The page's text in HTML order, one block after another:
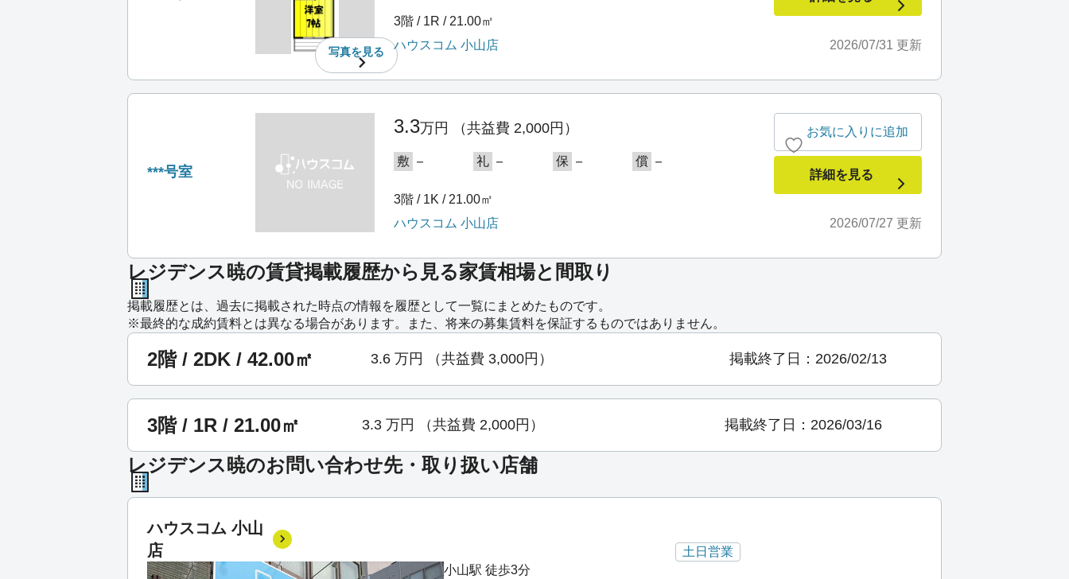
写真を見る
3階 / 1R / 21.00㎡
2026/07/31 更新
ハウスコム 小山店
***号室
3.3万円 （共益費 2,000円）
敷 － 礼 － 保 － 償 －
3階 / 1K / 21.00㎡
2026/07/27 更新
ハウスコム 小山店
お気に入りに追加
詳細を見る
レジデンス暁の賃貸掲載履歴から見る家賃相場と間取り
掲載履歴とは、過去に掲載された時点の情報を履歴として一覧にまとめたものです。
※最終的な成約賃料とは異なる場合があります。また、将来の募集賃料を保証するものではありません。
2階 / 2DK / 42.00㎡ 3.6 万円 （共益費 3,000円） 掲載終了日：2026/02/13
3階 / 1R / 21.00㎡ 3.3 万円 （共益費 2,000円） 掲載終了日：2026/03/16
レジデンス暁のお問い合わせ先・取り扱い店舗
ハウスコム 小山
店
土日営業
小山駅 徒歩3分